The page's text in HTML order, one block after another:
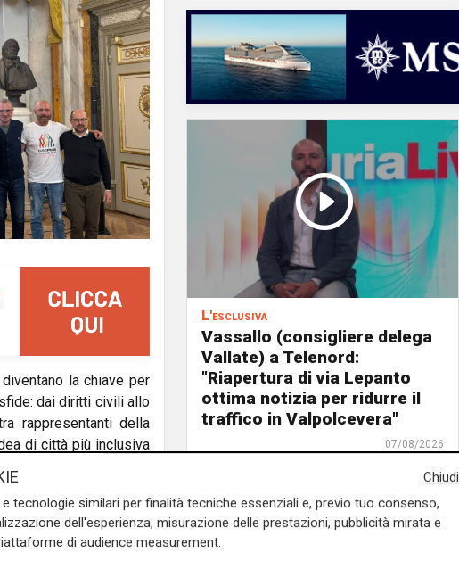
la chiave per
dai diritti civili allo
rappresentanti della
di città più inclusiva
persone minori al
è stata ricordata la
e la bifobia
questa sera con la
tavoli che riprendono i
L'esclusiva
Vassallo (consigliere delega
Vallate) a Telenord:
"Riapertura di via Lepanto
ottima notizia per ridurre il
traffico in Valpolcevera"
07/08/2026
Chiudi
tecnologie similari per finalità tecniche essenziali e, previo tuo consenso,
dell'esperienza, misurazione delle prestazioni, pubblicità mirata e
di audience measurement.